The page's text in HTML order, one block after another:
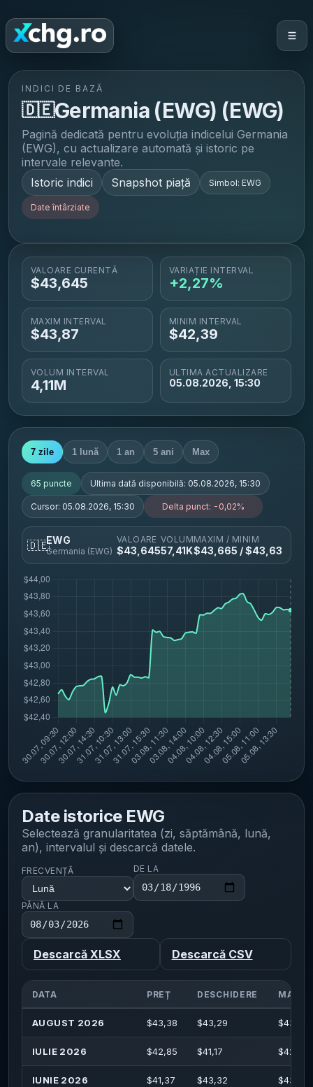
INDICI DE BAZĂ
🇩🇪Germania (EWG) (EWG)
Pagină dedicată pentru evoluția indicelui Germania
(EWG), cu actualizare automată și istoric pe
intervale relevante.
Istoric indici
Snapshot piață Simbol: EWG
Date întârziate
VALOARE CURENTĂ
$43,645
VARIAȚIE INTERVAL
+2,27%
MAXIM INTERVAL
$43,87
MINIM INTERVAL
$42,39
VOLUM INTERVAL
4,11M
ULTIMA ACTUALIZARE
05.08.2026, 15:30
7 zile 1 lună 1 an 5 ani Max
65 puncte Ultima dată disponibilă: 05.08.2026, 15:30
Cursor: 05.08.2026, 15:30 Delta punct: -0,02%
🇩🇪EWG
Germania (EWG)
VALOARE
$43,645
VOLUM
57,41K
MAXIM / MINIM
$43,665 / $43,63
Date istorice EWG
Selectează granularitatea (zi, săptămână, lună,
an), intervalul și descarcă datele.
FRECVENȚĂ DE LA
PÂNĂ LA
Descarcă XLSX Descarcă CSV
DATA PREȚ DESCHIDERE MAXIM
AUGUST 2026 $43,38 $43,29 $43,45
IULIE 2026 $42,85 $41,17 $42,95
IUNIE 2026 $41,37 $43,32 $43,71